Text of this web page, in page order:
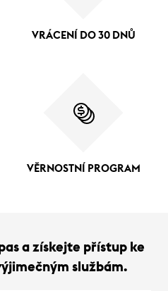
VRÁCENÍ DO 30 DNŮ
VĚRNOSTNÍ PROGRAM
a získejte přístup ke
službám.